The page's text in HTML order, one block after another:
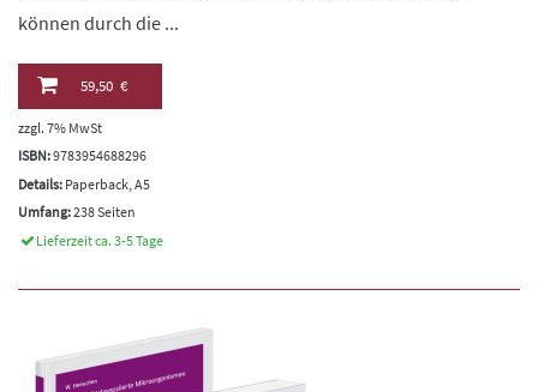
können durch die ...
59,50 €
zzgl. 7% MwSt
ISBN:9783954688296
Details: Paperback, A5
Umfang:238 Seiten
Lieferzeit ca. 3-5 Tage